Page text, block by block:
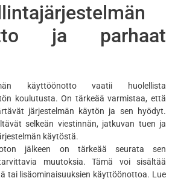
ja parhaat
käyttöönotto vaatii huolellista
koulutusta. On tärkeää varmistaa, että
järjestelmän käytön ja sen hyödyt.
selkeän viestinnän, jatkuvan tuen ja
käytöstä.
jälkeen on tärkeää seurata sen
muutoksia. Tämä voi sisältää
tai lisäominaisuuksien käyttöönottoa. Lue